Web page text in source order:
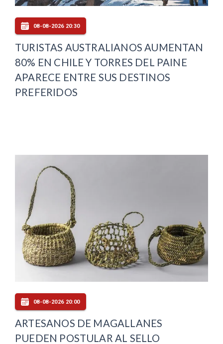
08-08-2026 20:30
TURISTAS AUSTRALIANOS AUMENTAN
80% EN CHILE Y TORRES DEL PAINE
APARECE ENTRE SUS DESTINOS
PREFERIDOS
08-08-2026 20:00
ARTESANOS DE MAGALLANES
PUEDEN POSTULAR AL SELLO